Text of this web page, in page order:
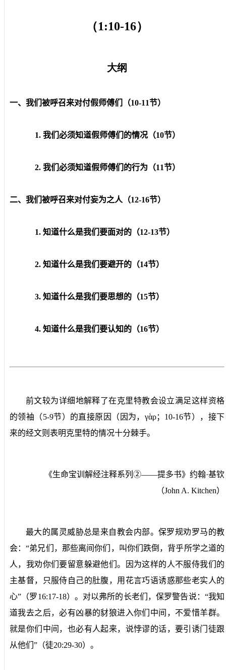
（1:10-16）
大纲
一、我们被呼召来对付假师傅们（10-11节）
1. 我们必须知道假师傅们的情况（10节）
2. 我们必须知道假师傅们的行为（11节）
二、我们被呼召来对付妄为之人（12-16节）
1. 知道什么是我们要面对的（12-13节）
2. 知道什么是我们要避开的（14节）
3. 知道什么是我们要思想的（15节）
4. 知道什么是我们要认知的（16节）
前文较为详细地解释了在克里特教会设立满足这样资格
的领袖（5-9节）的直接原因（因为，γὰρ； 10-16节），接下
来的经文则表明克里特的情况十分棘手。
《生命宝训解经注释系列②——提多书》约翰·基钦
（John A. Kitchen）
最大的属灵威胁总是来自教会内部。保罗规劝罗马的教
会：“弟兄们，那些离间你们，叫你们跌倒，背乎所学之道的
人，我劝你们要留意躲避他们。因为这样的人不服侍我们的
主基督，只服侍自己的肚腹，用花言巧语诱惑那些老实人的
心”（罗16:17-18）。对以弗所的长老们，保罗警告说：“我知
道我去之后，必有凶暴的豺狼进入你们中间，不爱惜羊群。
就是你们中间，也必有人起来，说悖谬的话，要引诱门徒跟
从他们”（徒20:29-30）。